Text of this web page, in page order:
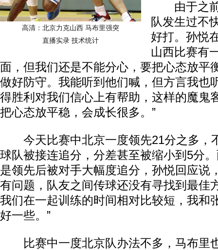
高清：北京力克山西 马布里强突
直播实录 技术统计
由于之前
队发生过不
好打。孙悦
山西比赛有
面，但我们还是不能分心，要把心态放平
做好防守。我能听到他们喊，但方言我也
得胜利对我们信心上有帮助，这样的魔鬼
把心态放平稳，会成长很多。”
今天比赛中北京一度领先21分之多，
球队被接连追分，分差甚至被缩小到5分
是领先后被对手大幅度追分，孙悦回应说
有问题，队友之间传球还没有寻找到最佳
我们在一起训练的时间相对比较短，我和
好一些。”
比赛中一度北京队办法不多，马布里